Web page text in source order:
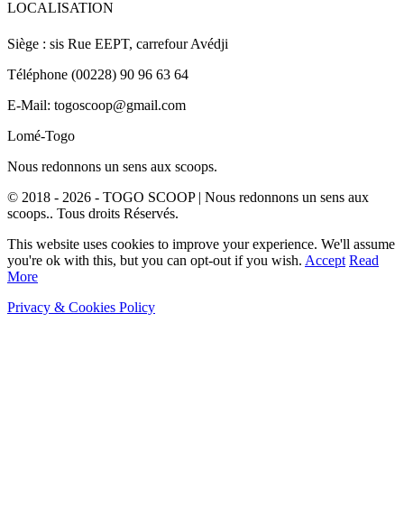
LOCALISATION
Siège : sis Rue EEPT, carrefour Avédji
Téléphone (00228) 90 96 63 64
E-Mail: togoscoop@gmail.com
Lomé-Togo
Nous redonnons un sens aux scoops.
© 2018 - 2026 - TOGO SCOOP | Nous redonnons un sens aux
scoops.. Tous droits Réservés.
This website uses cookies to improve your experience. We'll assume
you're ok with this, but you can opt-out if you wish. Accept Read
More
Privacy & Cookies Policy